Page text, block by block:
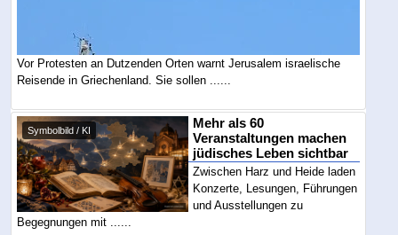
Vor Protesten an Dutzenden Orten warnt Jerusalem israelische
Reisende in Griechenland. Sie sollen ......
Symbolbild / KI
Mehr als 60
Veranstaltungen machen
jüdisches Leben sichtbar
Zwischen Harz und Heide laden
Konzerte, Lesungen, Führungen
und Ausstellungen zu
Begegnungen mit ......